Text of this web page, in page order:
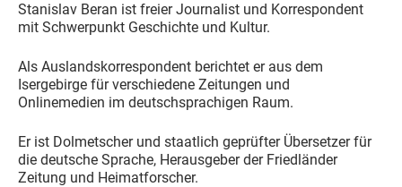
Stanislav Beran ist freier Journalist und Korrespondent
mit Schwerpunkt Geschichte und Kultur.
Als Auslandskorrespondent berichtet er aus dem
Isergebirge für verschiedene Zeitungen und
Onlinemedien im deutschsprachigen Raum.
Er ist Dolmetscher und staatlich geprüfter Übersetzer für
die deutsche Sprache, Herausgeber der Friedländer
Zeitung und Heimatforscher.